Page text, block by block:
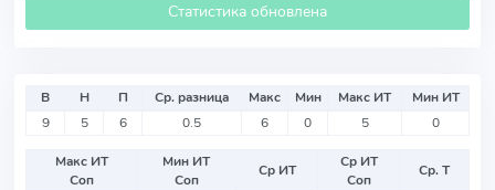
Статистика обновлена
В Н П Ср. разница Макс Мин Макс ИТ
Мин ИТ
9
5 6 0.5 6 0 5 0
Макс ИТ
Соп
Мин ИТ
Соп
Ср ИТ
Ср ИТ
Соп
Ср. Т